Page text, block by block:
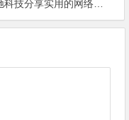
技分享实用的网络营销方法和效果